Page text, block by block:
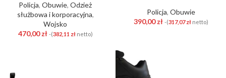
Policja, Obuwie, Odzież
służbowa i korporacyjna,
Wojsko
470,00zł -(382,11 złnetto)
Policja, Obuwie
390,00zł -(317,07złnetto)